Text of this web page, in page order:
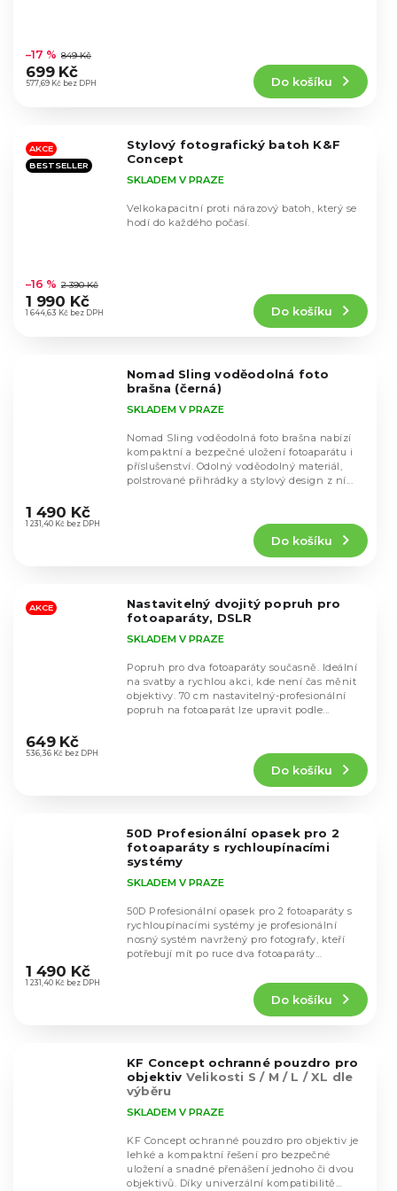
hodnocení
produktu
je
hvězdiček.
577,69 Kč bez DPH
–17 % 849 Kč
699 Kč
Do košíku
AKCE
BESTSELLER
Stylový fotografický batoh K&F
Concept
hodnocení
produktu
je
SKLADEM V PRAZE
1 644,63 Kč bez DPH
–16 % 2 390 Kč
1 990 Kč
Do košíku
Velkokapacitní proti nárazový batoh, který se
hodí do každého počasí.
Nomad Sling voděodolná foto
brašna (černá)
hodnocení
produktu
hvězdiček.
SKLADEM V PRAZE
1 231,40 Kč bez DPH
1 490 Kč
Do košíku
Nomad Sling voděodolná foto brašna nabízí
kompaktní a bezpečné uložení fotoaparátu i
příslušenství. Odolný voděodolný materiál,
polstrované přihrádky a stylový design z ní...
AKCE
Nastavitelný dvojitý popruh pro
fotoaparáty, DSLR
hodnocení
produktu
SKLADEM V PRAZE
536,36 Kč bez DPH
649 Kč
Do košíku
Popruh pro dva fotoaparáty současně. Ideální
na svatby a rychlou akci, kde není čas měnit
objektivy. 70 cm nastavitelný-profesionální
popruh na fotoaparát lze upravit podle...
50D Profesionální opasek pro 2
fotoaparáty s rychloupínacími
systémy
hodnocení
produktu
SKLADEM V PRAZE
1 231,40 Kč bez DPH
1 490 Kč
Do košíku
50D Profesionální opasek pro 2 fotoaparáty s
rychloupínacími systémy je profesionální
nosný systém navržený pro fotografy, kteří
potřebují mít po ruce dva fotoaparáty
KF Concept ochranné pouzdro pro
objektiv Velikosti S / M / L / XL dle
výběru
SKLADEM V PRAZE
KF Concept ochranné pouzdro pro objektiv je
lehké a kompaktní řešení pro bezpečné
uložení a snadné přenášení jednoho či dvou
objektivů. Díky univerzální kompatibilitě